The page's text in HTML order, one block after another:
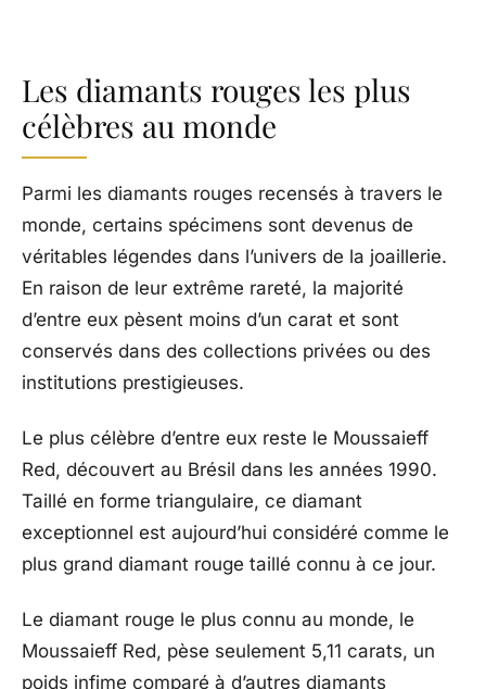
Les diamants rouges les plus
célèbres au monde
Parmi les diamants rouges recensés à travers le
monde, certains spécimens sont devenus de
véritables légendes dans l’univers de la joaillerie.
En raison de leur extrême rareté, la majorité
d’entre eux pèsent moins d’un carat et sont
conservés dans des collections privées ou des
institutions prestigieuses.
Le plus célèbre d’entre eux reste le Moussaieff
Red, découvert au Brésil dans les années 1990.
Taillé en forme triangulaire, ce diamant
exceptionnel est aujourd’hui considéré comme le
plus grand diamant rouge taillé connu à ce jour.
Le diamant rouge le plus connu au monde, le
Moussaieff Red, pèse seulement 5,11 carats, un
poids infime comparé à d’autres diamants